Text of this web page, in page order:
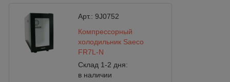
Арт.:9J0752
Компрессорный
холодильник Saeco
FR7L-N
Склад 1-2 дня:
в наличии